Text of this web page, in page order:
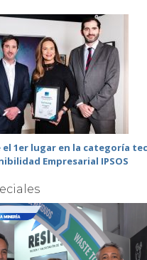
1er lugar en la categoría
Empresarial IPSOS